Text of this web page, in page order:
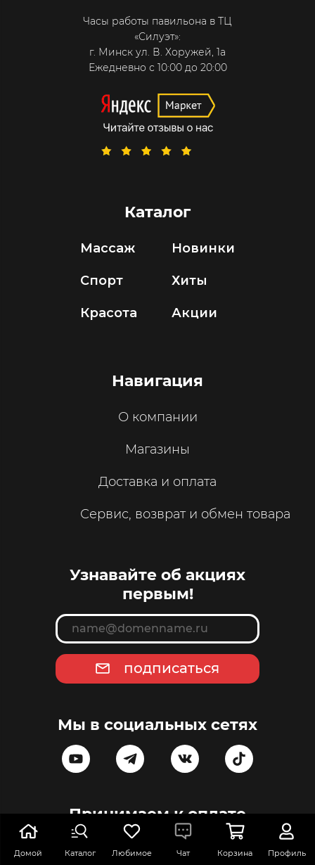
Домой Каталог Любимое Чат Корзина Профиль
Часы работы павильона в ТЦ
«Силуэт»:
г. Минск ул. В. Хоружей, 1а
Ежедневно с 10:00 до 20:00
Каталог
Массаж
Спорт
Красота
Новинки
Хиты
Акции
Навигация
О компании
Магазины
Доставка и оплата
Сервис, возврат и обмен товара
Узнавайте об акциях
первым!
подписаться
Мы в социальных сетях
Принимаем к оплате